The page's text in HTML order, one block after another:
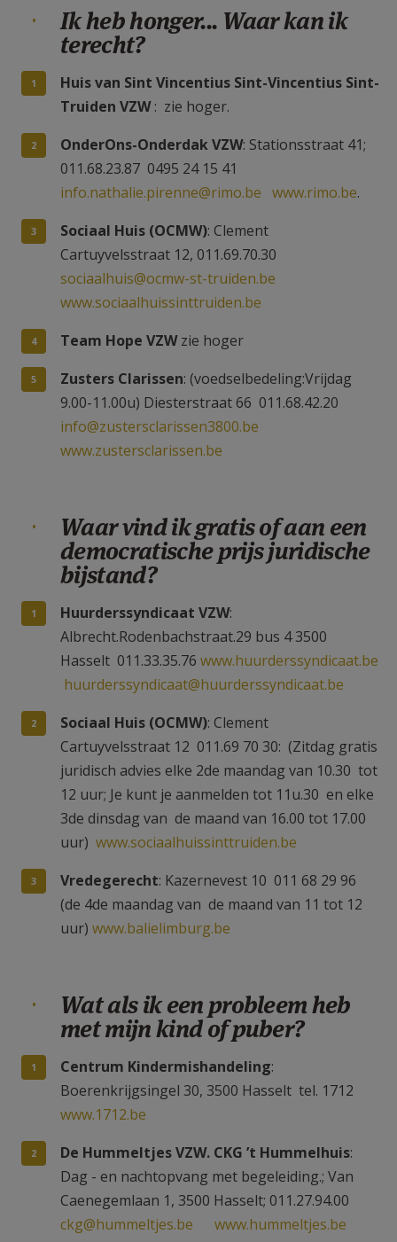
Ik heb honger... Waar kan ik
terecht?
Huis van Sint Vincentius Sint-Vincentius Sint-
Truiden VZW: zie hoger.
OnderOns-Onderdak VZW: Stationsstraat 41;
011.68.23.87 0495 24 15 41
info.nathalie.pirenne@rimo.be www.rimo.be.
Sociaal Huis (OCMW): Clement
Cartuyvelsstraat 12, 011.69.70.30
sociaalhuis@ocmw-st-truiden.be
www.sociaalhuissinttruiden.be
Team Hope VZWzie hoger
Zusters Clarissen: (voedselbedeling:Vrijdag
9.00-11.00u) Diesterstraat 66 011.68.42.20
info@zustersclarissen3800.be
www.zustersclarissen.be
Waar vind ik gratis of aan een
democratische prijs juridische
bijstand?
Huurderssyndicaat VZW:
Albrecht.Rodenbachstraat.29 bus 4 3500
Hasselt 011.33.35.76 www.huurderssyndicaat.be
huurderssyndicaat@huurderssyndicaat.be
Sociaal Huis (OCMW): Clement
Cartuyvelsstraat 12 011.69 70 30: (Zitdag gratis
juridisch advies elke 2de maandag van 10.30 tot
12 uur; Je kunt je aanmelden tot 11u.30 en elke
3de dinsdag van de maand van 16.00 tot 17.00
uur) www.sociaalhuissinttruiden.be
Vredegerecht: Kazernevest 10 011 68 29 96
(de 4de maandag van de maand van 11 tot 12
uur) www.balielimburg.be
Wat als ik een probleem heb
met mijn kind of puber?
Centrum Kindermishandeling:
Boerenkrijgsingel 30, 3500 Hasselt tel. 1712
www.1712.be
De Hummeltjes VZW. CKG ’t Hummelhuis:
Dag - en nachtopvang met begeleiding.; Van
Caenegemlaan 1, 3500 Hasselt; 011.27.94.00
ckg@hummeltjes.be
www.hummeltjes.be